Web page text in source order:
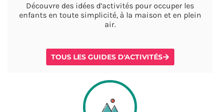
Découvre des idées d’activités pour occuper les
enfants en toute simplicité, à la maison et en plein
air.
TOUS LES GUIDES D'ACTIVITÉS